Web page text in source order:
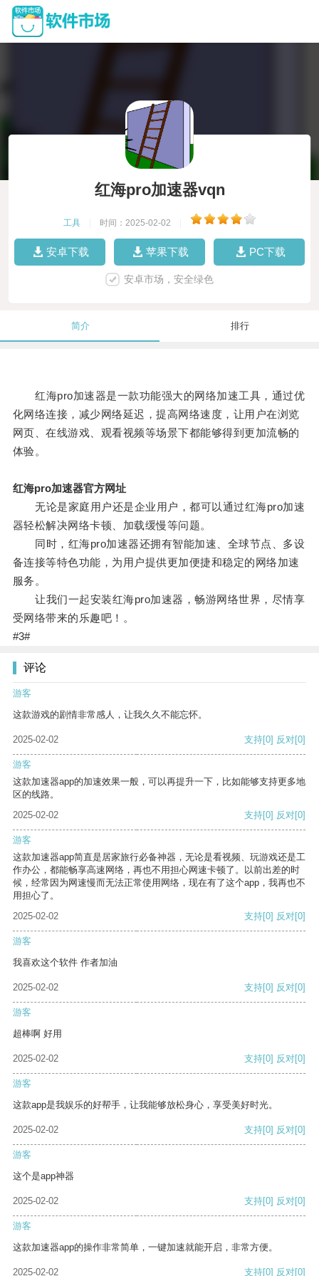
红海pro加速器vqn
工具 时间：2025-02-02
安卓下载 苹果下载 PC下载
安卓市场，安全绿色
简介 排行
红海pro加速器是一款功能强大的网络加速工具，通过优
化网络连接，减少网络延迟，提高网络速度，让用户在浏览
网页、在线游戏、观看视频等场景下都能够得到更加流畅的
体验。
红海pro加速器官方网址
无论是家庭用户还是企业用户，都可以通过红海pro加速
器轻松解决网络卡顿、加载缓慢等问题。
同时，红海pro加速器还拥有智能加速、全球节点、多设
备连接等特色功能，为用户提供更加便捷和稳定的网络加速
服务。
让我们一起安装红海pro加速器，畅游网络世界，尽情享
受网络带来的乐趣吧！。
#3#
评论
游客
这款游戏的剧情非常感人，让我久久不能忘怀。
2025-02-02 支持[0] 反对[0]
游客
这款加速器app的加速效果一般，可以再提升一下，比如能够支持更多地
区的线路。
2025-02-02
支持[0] 反对[0]
游客
这款加速器app简直是居家旅行必备神器，无论是看视频、玩游戏还是工
作办公，都能畅享高速网络，再也不用担心网速卡顿了。以前出差的时
候，经常因为网速慢而无法正常使用网络，现在有了这个app，我再也不
用担心了。
2025-02-02
支持[0] 反对[0]
游客
我喜欢这个软件 作者加油
2025-02-02 支持[0] 反对[0]
游客
超棒啊 好用
2025-02-02 支持[0] 反对[0]
游客
这款app是我娱乐的好帮手，让我能够放松身心，享受美好时光。
2025-02-02 支持[0] 反对[0]
游客
这个是app神器
2025-02-02 支持[0] 反对[0]
游客
这款加速器app的操作非常简单，一键加速就能开启，非常方便。
2025-02-02 支持[0] 反对[0]